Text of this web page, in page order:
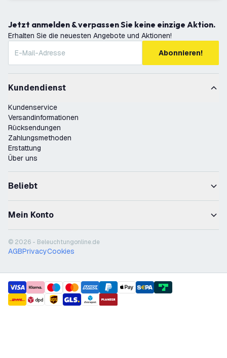
Jetzt anmelden & verpassen Sie keine einzige Aktion.
Erhalten Sie die neuesten Angebote und Aktionen!
Abonnieren!
Kundendienst
Kundenservice
Versandinformationen
Rücksendungen
Zahlungsmethoden
Erstattung
Über uns
Beliebt
Mein Konto
© 2026 - Beleuchtungonline.de
AGBPrivacyCookies
payment methods
shipment methods